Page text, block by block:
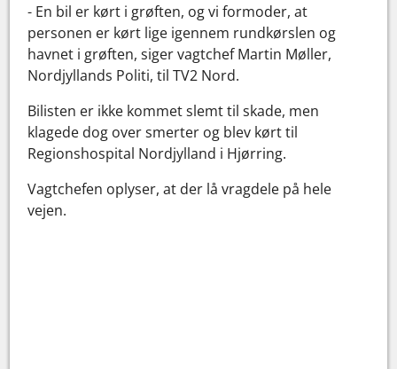
- En bil er kørt i grøften, og vi formoder, at
personen er kørt lige igennem rundkørslen og
havnet i grøften, siger vagtchef Martin Møller,
Nordjyllands Politi, til TV2 Nord.
Bilisten er ikke kommet slemt til skade, men
klagede dog over smerter og blev kørt til
Regionshospital Nordjylland i Hjørring.
Vagtchefen oplyser, at der lå vragdele på hele
vejen.